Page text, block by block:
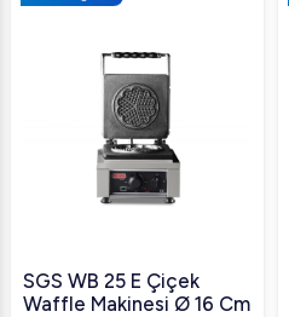
SGS WB 25 E Çiçek
Waffle Makinesi Ø 16 Cm